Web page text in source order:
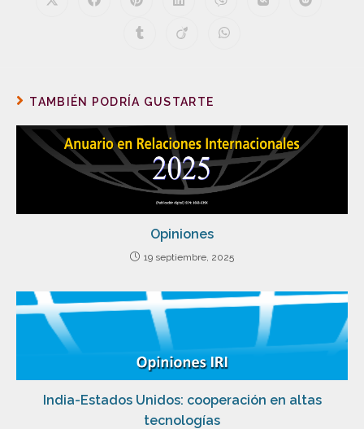
TAMBIÉN PODRÍA GUSTARTE
Opiniones
19 septiembre, 2025
India-Estados Unidos: cooperación en altas
tecnologías